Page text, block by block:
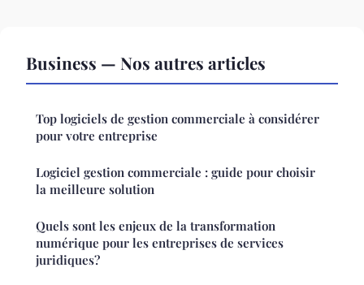
Business — Nos autres articles
Top logiciels de gestion commerciale à considérer
pour votre entreprise
Logiciel gestion commerciale : guide pour choisir
la meilleure solution
Quels sont les enjeux de la transformation
numérique pour les entreprises de services
juridiques?